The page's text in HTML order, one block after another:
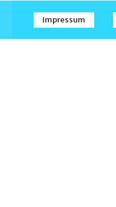
Impressum